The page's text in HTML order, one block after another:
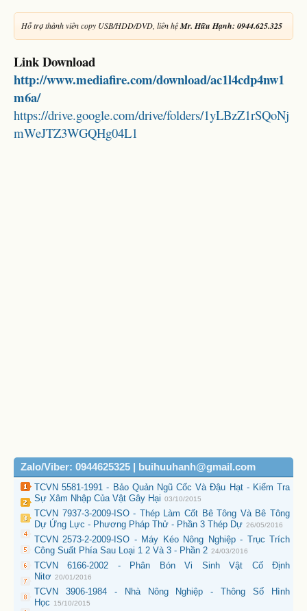
Hỗ trợ thành viên copy USB/HDD/DVD, liên hệMr. Hữu Hạnh: 0944.625.325
Link Download
http://www.mediafire.com/download/ac1l4cdp4nw1
m6a/
https://drive.google.com/drive/folders/1yLBzZ1rSQoNj
mWeJTZ3WGQHg04L1
Zalo/Viber: 0944625325 | buihuuhanh@gmail.com
TCVN 5581-1991 - Bảo Quản Ngũ Cốc Và Đậu Hạt - Kiểm Tra
Sự Xâm Nhập Của Vật Gây Hại 03/10/2015
TCVN 7937-3-2009-ISO - Thép Làm Cốt Bê Tông Và Bê Tông
Dự Ứng Lực - Phương Pháp Thử - Phần 3 Thép Dự 26/05/2016
TCVN 2573-2-2009-ISO - Máy Kéo Nông Nghiệp - Trục Trích
Công Suất Phía Sau Loại 1 2 Và 3 - Phần 2 24/03/2016
TCVN 6166-2002 - Phân Bón Vi Sinh Vật Cố Định
Nitơ 20/01/2016
TCVN 3906-1984 - Nhà Nông Nghiệp - Thông Số Hình
Học
15/10/2015